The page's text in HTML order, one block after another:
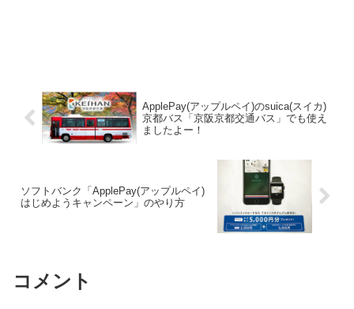
ApplePay(アップルペイ)のsuica(スイカ)
京都バス「京阪京都交通バス」でも使え
ましたよー！
ソフトバンク「ApplePay(アップルペイ)
はじめようキャンペーン」のやり方
コメント